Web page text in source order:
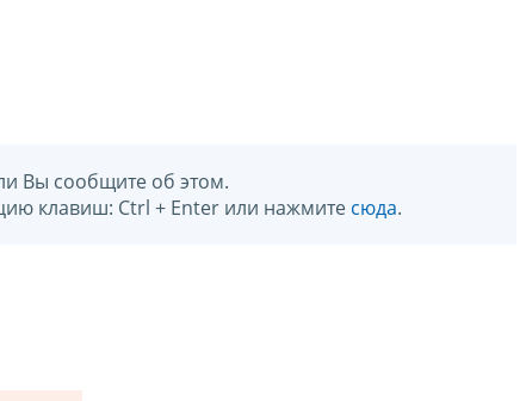
Вы сообщите об этом.
клавиш: Ctrl + Enter или нажмите сюда.